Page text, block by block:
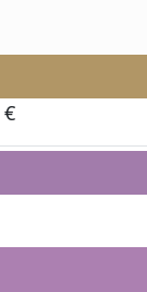
€